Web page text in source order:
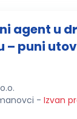
agent u
– puni
- Izvan